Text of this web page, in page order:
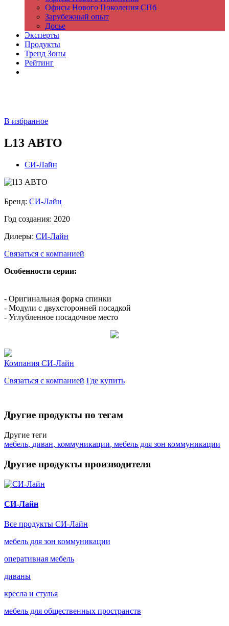
Офисы Нового Поколения СПб
Зарубежный опыт
Досье
Эксперты
Продукты
Тренд Зоны
Рейтинг
В избранное
L13 АВТО
СИ-Лайн
Бренд: СИ-Лайн
Год создания: 2020
Дилеры: СИ-Лайн
Связаться с компанией
Особенности серии:
- Оригинальная форма спинки
- Модули с двухсторонней посадкой
- Углубленное посадочное место
Компания СИ-Лайн
Связаться с компанией Где купить
Другие продукты по тегам
Другие теги
мебель, диван, коммуникации, мебель для зон коммуникации
Другие продукты производителя
СИ-Лайн
Все продукты СИ-Лайн
мебель для зон коммуникации
оперативная мебель
диваны
кресла и стулья
мебель для общественных пространств